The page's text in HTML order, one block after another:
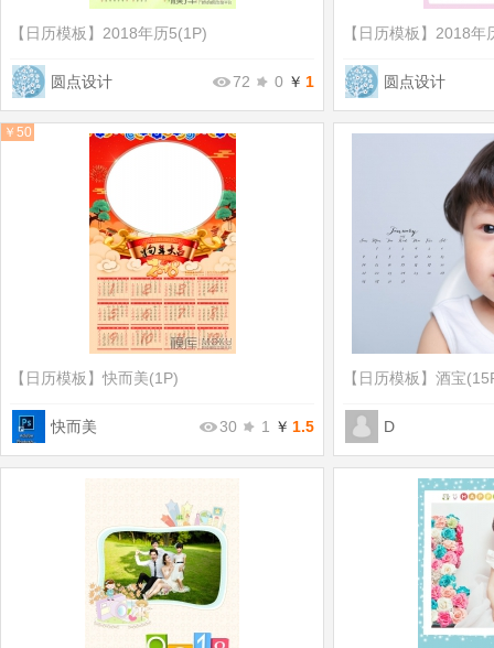
【日历模板】 2018年历5(1P)
72 0 ￥ 1
圆点设计
【日历模板】 2018年
圆点设计
￥50
【日历模板】快而美(1P)
30 1 ￥ 1.5
快而美
【日历模板】 酒宝
D